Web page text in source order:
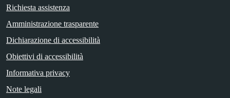
Richiesta assistenza
Amministrazione trasparente
Dichiarazione di accessibilità
Obiettivi di accessibilità
Informativa privacy
Note legali